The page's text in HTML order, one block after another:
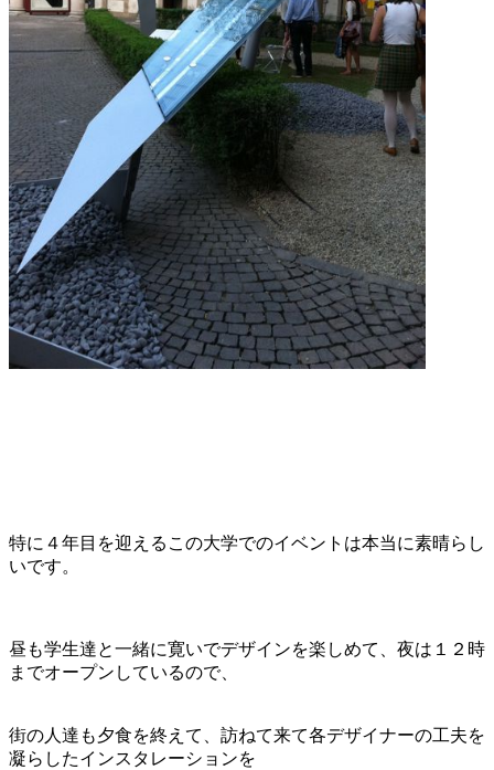
特に４年目を迎えるこの大学でのイベントは本当に素晴らし
いです。
昼も学生達と一緒に寛いでデザインを楽しめて、夜は１２時
までオープンしているので、
街の人達も夕食を終えて、訪ねて来て各デザイナーの工夫を
凝らしたインスタレーションを